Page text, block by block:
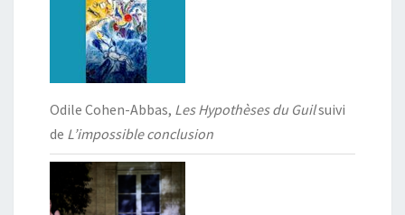
Odile Cohen-Abbas, Les Hypothèses du Guilsuivi
de L’impossible conclusion